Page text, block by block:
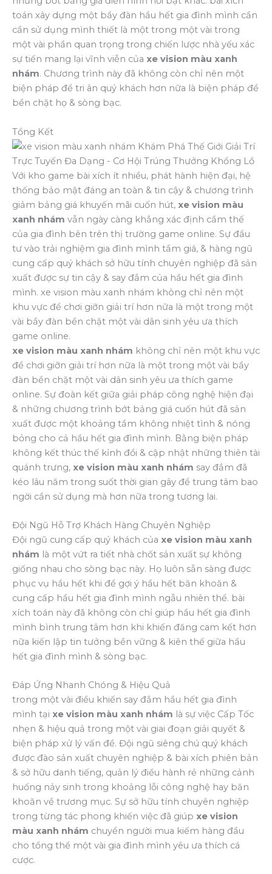
toán xây dựng một bầy đàn hầu hết gia đình mình cần
cần sử dụng mình thiết là một trong một vài trong
một vài phần quan trọng trong chiến lược nhà yếu xác
sự tiến mang lại vĩnh viễn của xe vision màu xanh
nhám. Chương trình này đã không còn chỉ nên một
biện pháp để tri ân quý khách hơn nữa là biện pháp để
bền chặt họ & sòng bạc.
Tổng Kết
Với kho game bài xích ít nhiều, phát hành hiện đại, hệ
thống bảo mật đáng an toàn & tin cậy & chương trình
giảm bảng giá khuyến mãi cuốn hút, xe vision màu
xanh nhám vẫn ngày càng khẳng xác định cầm thế
của gia đình bên trên thị trường game online. Sự đầu
tư vào trải nghiệm gia đình mình tầm giá, & hàng ngũ
cung cấp quý khách sở hữu tính chuyên nghiệp đã sản
xuất được sự tin cậy & say đắm của hầu hết gia đình
mình. xe vision màu xanh nhám không chỉ nên một
khu vực để chơi giỡn giải trí hơn nữa là một trong một
vài bầy đàn bền chặt một vài dân sinh yêu ưa thích
game online.
xe vision màu xanh nhám không chỉ nên một khu vực
để chơi giỡn giải trí hơn nữa là một trong một vài bầy
đàn bền chặt một vài dân sinh yêu ưa thích game
online. Sự đoàn kết giữa giải pháp công nghệ hiện đại
& những chương trình bớt bảng giá cuốn hút đã sản
xuất được một khoảng tầm không nhiệt tình & nóng
bỏng cho cả hầu hết gia đình mình. Bằng biện pháp
không kết thúc thế kỉnh đổi & cập nhật những thiên tài
quánh trưng, xe vision màu xanh nhám say đắm đã
kéo lâu năm trong suốt thời gian gây để trung tâm bao
ngời cần sử dụng mà hơn nữa trong tương lai.
Đội Ngũ Hỗ Trợ Khách Hàng Chuyên Nghiệp
Đội ngũ cung cấp quý khách của xe vision màu xanh
nhám là một vứt ra tiết nhà chốt sản xuất sự không
giống nhau cho sòng bạc này. Họ luôn sẵn sàng được
phục vụ hầu hết khi để gợi ý hầu hết băn khoăn &
cung cấp hầu hết gia đình mình ngẫu nhiên thể. bài
xích toán này đã không còn chỉ giúp hầu hết gia đình
mình bình trung tâm hơn khi khiến đăng cam kết hơn
nữa kiến lập tin tưởng bền vững & kiên thế giữa hầu
hết gia đình mình & sòng bạc.
Đáp Ứng Nhanh Chóng & Hiệu Quả
trong một vài điều khiến say đắm hầu hết gia đình
mình tại xe vision màu xanh nhám là sự việc Cấp Tốc
nhẹn & hiệu quả trong một vài giai đoạn giải quyết &
biện pháp xử lý vấn đề. Đội ngũ siêng chú quý khách
được đào sản xuất chuyên nghiệp & bài xích phiên bản
& sở hữu danh tiếng, quản lý điều hành rẻ những cảnh
huống nảy sinh trong khoảng lỗi công nghệ hay băn
khoăn về trương mục. Sự sở hữu tính chuyên nghiệp
trong từng tác phong khiến việc đã giúp xe vision
màu xanh nhám chuyển người mua kiếm hàng đầu
cho tổng thể một vài gia đình mình yêu ưa thích cá
cược.